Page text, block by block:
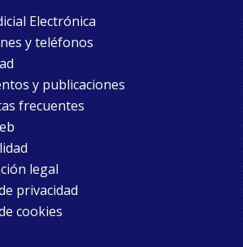
Electrónica
y teléfonos
y publicaciones
frecuentes
legal
privacidad
cookies